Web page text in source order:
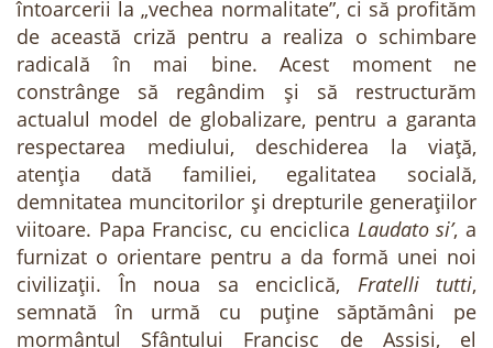
întoarcerii la „vechea normalitate”, ci să profităm
de această criză pentru a realiza o schimbare
radicală în mai bine. Acest moment ne
constrânge să regândim și să restructurăm
actualul model de globalizare, pentru a garanta
respectarea mediului, deschiderea la viață,
atenția dată familiei, egalitatea socială,
demnitatea muncitorilor și drepturile generațiilor
viitoare. Papa Francisc, cu enciclica Laudato si’, a
furnizat o orientare pentru a da formă unei noi
civilizații. În noua sa enciclică, Fratelli tutti,
semnată în urmă cu puține săptămâni pe
mormântul Sfântului Francisc de Assisi, el